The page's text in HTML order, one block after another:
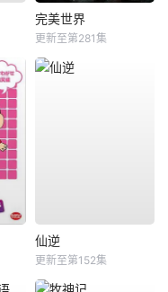
完美世界
更新至第281集
仙逆
更新至第152集